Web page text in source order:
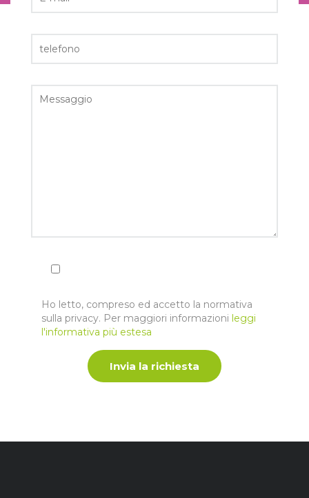
Ho letto, compreso ed accetto la normativa
sulla privacy. Per maggiori informazioni leggi
l'informativa più estesa